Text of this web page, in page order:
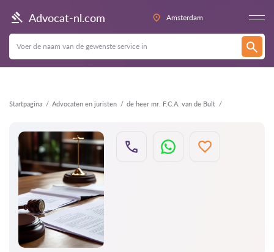
Advocat-nl.com Amsterdam
Startpagina Advocaten en juristen de heer mr. F.C.A. van de Bult
Terug